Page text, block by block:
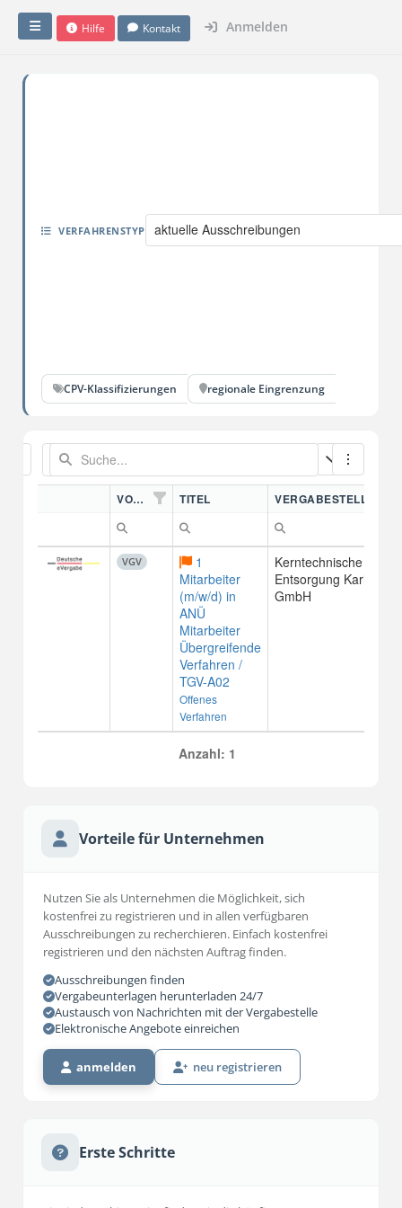
Hilfe Kontakt Anmelden
VERFAHRENSTYP aktuelle Ausschreibungen
CPV-Klassifizierungen regionale Eingrenzung
VORDN. TITEL VERGABESTELLE
VGV
1
Mitarbeiter
(m/w/d) in
ANÜ
Mitarbeiter
Übergreifende
Verfahren /
TGV-A02
Offenes
Verfahren
Kerntechnische
Entsorgung Karlsruhe
GmbH
Anzahl: 1
Vorteile für Unternehmen
Nutzen Sie als Unternehmen die Möglichkeit, sich
kostenfrei zu registrieren und in allen verfügbaren
Ausschreibungen zu recherchieren. Einfach kostenfrei
registrieren und den nächsten Auftrag finden.
Ausschreibungen finden
Vergabeunterlagen herunterladen 24/7
Austausch von Nachrichten mit der Vergabestelle
Elektronische Angebote einreichen
anmelden neu registrieren
Erste Schritte